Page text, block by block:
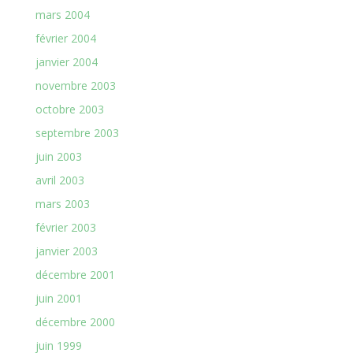
mars 2004
février 2004
janvier 2004
novembre 2003
octobre 2003
septembre 2003
juin 2003
avril 2003
mars 2003
février 2003
janvier 2003
décembre 2001
juin 2001
décembre 2000
juin 1999